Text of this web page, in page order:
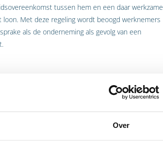
Over
tussen hem en een daar werkzame
Met deze regeling wordt beoogd werknemers
als de onderneming als gevolg van een
die van (ex) franchisenemers worden overgenomen,
supermarkt. Teneinde in dergelijke gevallen